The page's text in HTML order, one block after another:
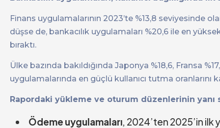
Finans uygulamalarının 2023’te %13,8 seviyesinde
düşse de, bankacılık uygulamaları %20,6 ile en
bıraktı.
Ülke bazında bakıldığında Japonya %18,6, Fransa
uygulamalarında en güçlü kullanıcı tutma oranlarını
Rapordaki yükleme ve oturum düzenlerinin yanı
Ödeme uygulamaları, 2024’ten 2025’in ilk